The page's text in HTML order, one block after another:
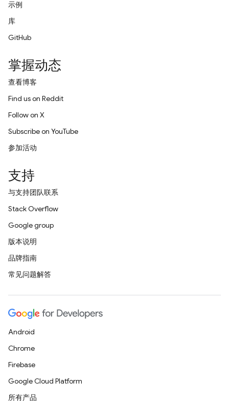
示例
库
GitHub
掌握动态
查看博客
Find us on Reddit
Follow on X
Subscribe on YouTube
参加活动
支持
与支持团队联系
Stack Overflow
Google group
版本说明
品牌指南
常见问题解答
Android
Chrome
Firebase
Google Cloud Platform
所有产品